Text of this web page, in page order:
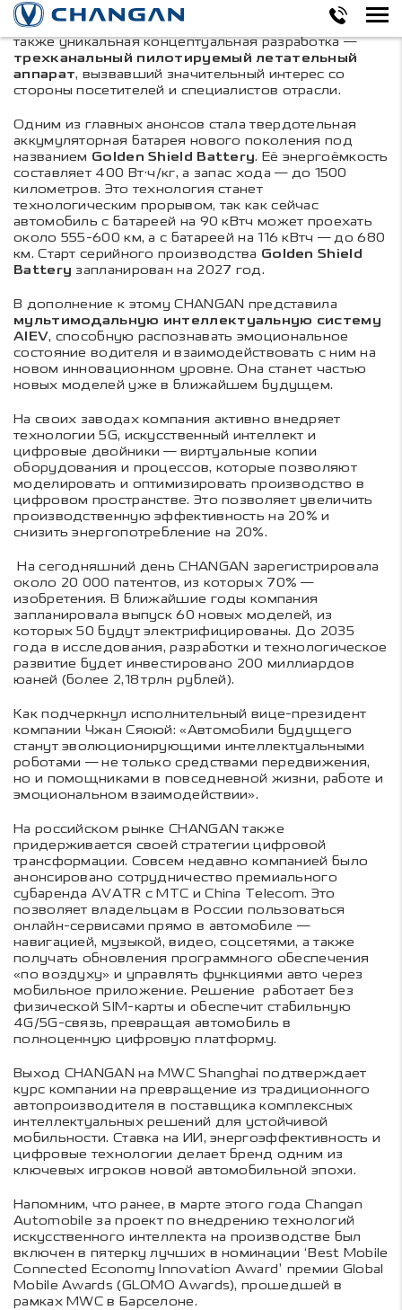
Среди новинок были показаны модели
DEEPAL
S09, AVATR 06, CHANGAN
E07 и CHANGAN Q07,а
также уникальная концептуальная разработка —
трехканальный пилотируемый летательный
аппарат, вызвавший значительный интерес со
стороны посетителей и специалистов отрасли.
Одним из главных анонсов стала твердотельная
аккумуляторная батарея нового поколения под
названием Golden Shield Battery. Её энергоёмкость
составляет 400 Вт·ч/кг, а запас хода — до 1500
километров. Это технология станет
технологическим прорывом, так как сейчас
автомобиль с батареей на 90 кВтч может проехать
около 555-600 км, а с батареей на 116 кВтч — до 680
км. Старт серийного производства Golden Shield
Battery запланирован на 2027 год.
В дополнение к этому CHANGAN представила
мультимодальную интеллектуальную систему
AIEV, способную распознавать эмоциональное
состояние водителя и взаимодействовать с ним на
новом инновационном уровне. Она станет частью
новых моделей уже в ближайшем будущем.
На своих заводах компания активно внедряет
технологии 5G, искусственный интеллект и
цифровые двойники — виртуальные копии
оборудования и процессов, которые позволяют
моделировать и оптимизировать производство в
цифровом пространстве. Это позволяет увеличить
производственную эффективность на 20% и
снизить энергопотребление на 20%.
На сегодняшний день CHANGAN зарегистрировала
около 20 000 патентов, из которых 70% —
изобретения. В ближайшие годы компания
запланировала выпуск 60 новых моделей, из
которых 50 будут электрифицированы. До 2035
года в исследования, разработки и технологическое
развитие будет инвестировано 200 миллиардов
юаней (более 2,18 трлн рублей).
Как подчеркнул исполнительный вице-президент
компании Чжан Сяоюй: «Автомобили будущего
станут эволюционирующими интеллектуальными
роботами — не только средствами передвижения,
но и помощниками в повседневной жизни, работе и
эмоциональном взаимодействии».
На российском рынке CHANGAN также
придерживается своей стратегии цифровой
трансформации. Совсем недавно компанией было
анонсировано сотрудничество премиального
субаренда AVATR с МТС и China Telecom. Это
позволяет владельцам в России пользоваться
онлайн-сервисами прямо в автомобиле —
навигацией, музыкой, видео, соцсетями, а также
получать обновления программного обеспечения
«по воздуху» и управлять функциями авто через
мобильное приложение. Решение работает без
физической SIM-карты и обеспечит стабильную
4G/5G-связь, превращая автомобиль в
полноценную цифровую платформу.
Выход CHANGAN на MWC Shanghai подтверждает
курс компании на превращение из традиционного
автопроизводителя в поставщика комплексных
интеллектуальных решений для устойчивой
мобильности. Ставка на ИИ, энергоэффективность и
цифровые технологии делает бренд одним из
ключевых игроков новой автомобильной эпохи.
Напомним, что ранее, в марте этого года Changan
Automobile за проект по внедрению технологий
искусственного интеллекта на производстве был
включен в пятерку лучших в номинации ‘Best Mobile
Connected Economy Innovation Award’ премии Global
Mobile Awards (GLOMO Awards), прошедшей в
рамках MWC в Барселоне.